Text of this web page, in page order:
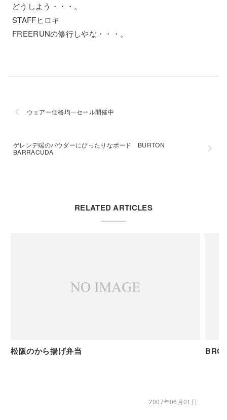
どうしよう・・・。
STAFFヒロキ
FREERUNの修行しやな・・・。
ウェアー価格均一セール開催中
ゲレンデ端のパウダーにぴったりなボード BURTON
BARRACUDA
RELATED ARTICLES
松阪のから揚げ弁当
2007年06月01日